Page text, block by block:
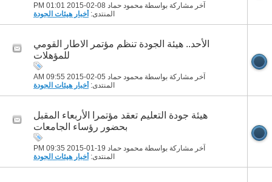
آخر مشاركة بواسطة محمود حماد 08-02-2015
01:01 PM
المنتدى: أخبار هيئات الجودة
الأحد.. هيئة الجودة تنظم مؤتمر الاطار القومي
للمؤهلات
آخر مشاركة بواسطة محمود حماد 05-02-2015
09:55 AM
المنتدى: أخبار هيئات الجودة
هيئة جودة التعليم تعقد مؤتمرا الأربعاء المقبل
بحضور رؤساء الجامعات
آخر مشاركة بواسطة محمود حماد 19-01-2015
09:35 PM
المنتدى: أخبار هيئات الجودة